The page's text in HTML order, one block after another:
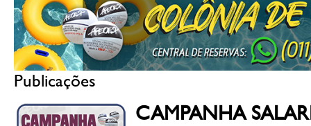
Publicações
CAMPANHA